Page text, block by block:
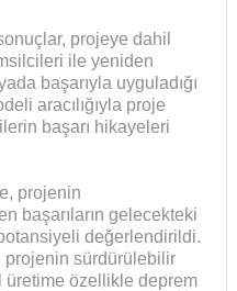
projeye dahil
ile yeniden
başarıyla uyguladığı
aracılığıyla proje
başarı hikayeleri
projenin
başarıların gelecekteki
değerlendirildi.
projenin sürdürülebilir
üretime özellikle deprem